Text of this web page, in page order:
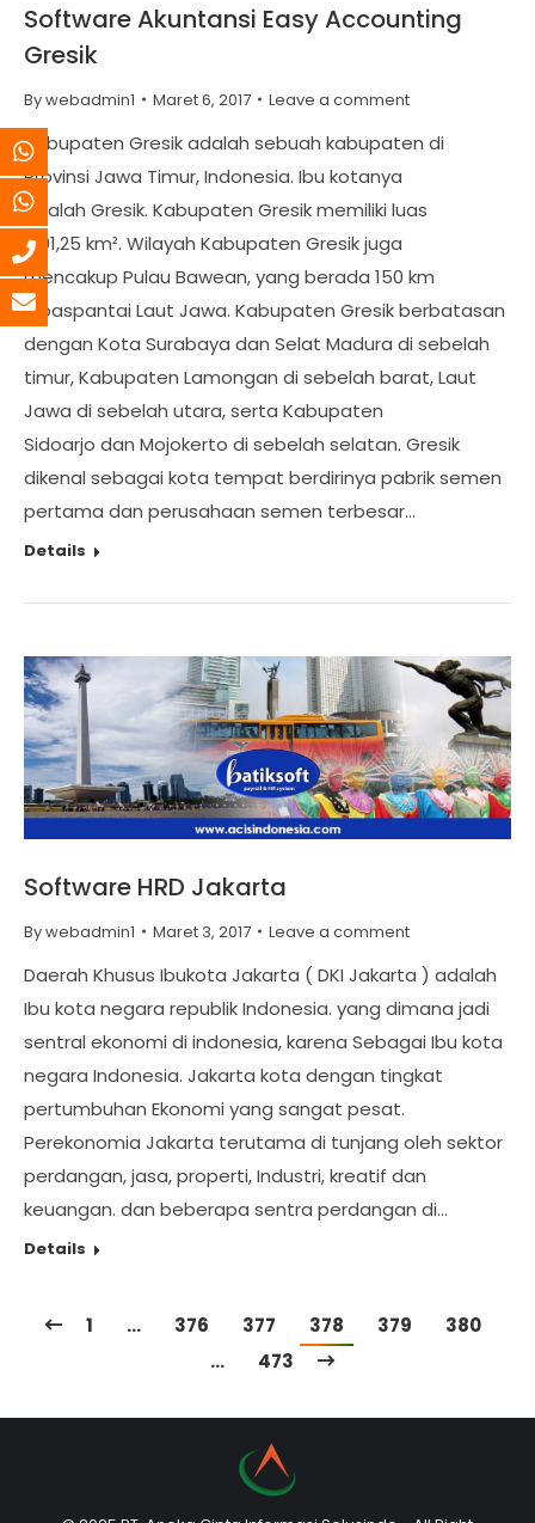
Software Akuntansi Easy Accounting
Gresik
Bywebadmin1 Maret 6, 2017 Leave a comment
Kabupaten Gresik adalah sebuah kabupaten di
Provinsi Jawa Timur, Indonesia. Ibu kotanya
adalah Gresik. Kabupaten Gresik memiliki luas
1.191,25 km². Wilayah Kabupaten Gresik juga
mencakup Pulau Bawean, yang berada 150 km
lepaspantai Laut Jawa. Kabupaten Gresik berbatasan
dengan Kota Surabaya dan Selat Madura di sebelah
timur, Kabupaten Lamongan di sebelah barat, Laut
Jawa di sebelah utara, serta Kabupaten
Sidoarjo dan Mojokerto di sebelah selatan. Gresik
dikenal sebagai kota tempat berdirinya pabrik semen
pertama dan perusahaan semen terbesar…
Details
Software HRD Jakarta
Bywebadmin1 Maret 3, 2017 Leave a comment
Daerah Khusus Ibukota Jakarta ( DKI Jakarta ) adalah
Ibu kota negara republik Indonesia. yang dimana jadi
sentral ekonomi di indonesia, karena Sebagai Ibu kota
negara Indonesia. Jakarta kota dengan tingkat
pertumbuhan Ekonomi yang sangat pesat.
Perekonomia Jakarta terutama di tunjang oleh sektor
perdangan, jasa, properti, Industri, kreatif dan
keuangan. dan beberapa sentra perdangan di…
Details
1 … 376 377 378 379
380
…
473